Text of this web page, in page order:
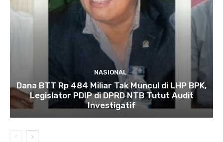
NASIONAL
Dana BTT Rp 484 Miliar Tak Muncul di LHP BPK,
Legislator PDIP di DPRD NTB Tutut Audit
Investigatif